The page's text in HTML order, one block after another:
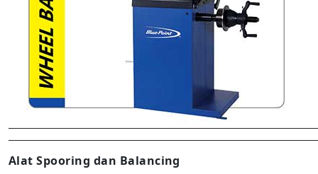
Alat Spooring dan Balancing